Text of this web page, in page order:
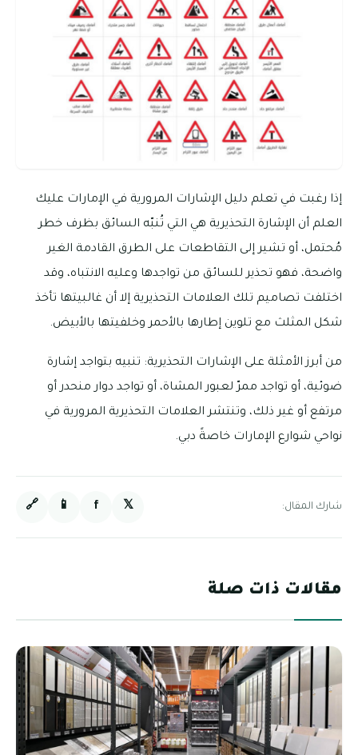
إذا رغبت في تعلم دليل الإشارات المرورية في الإمارات عليك
العلم أن الإشارة التحذيرية هي التي تُنبّه السائق بظرف خطر
مُحتمل، أو تشير إلى التقاطعات على الطرق القادمة الغير
واضحة، فهو تحذير للسائق من تواجدها وعليه الانتباه، وقد
اختلفت تصاميم تلك العلامات التحذيرية إلا أن غالبيتها تأخذ
شكل المثلث مع تلوين إطارها بالأحمر وخلفيتها بالأبيض.
من أبرز الأمثلة على الإشارات التحذيرية: تنبيه بتواجد إشارة
ضوئية، أو تواجد ممرّ لعبور المشاة، أو تواجد دوار منحدر أو
مرتفع أو غير ذلك، وتنتشر العلامات التحذيرية المرورية في
نواحي شوارع الإمارات خاصةً دبي.
شارك المقال: 𝕏
f
📱
🔗
مقالات ذات صلة